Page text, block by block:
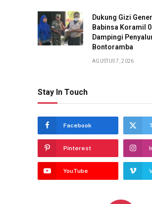
Dukung Gizi
Babinsa Koramil
Dampingi
Bontoramba
AGUSTUS 7, 2026
Stay In Touch
Facebook
Pinterest
YouTube